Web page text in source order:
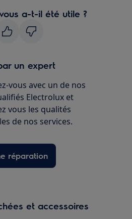
a-t-il été utile ?
un expert
vous avec un de nos
Electrolux et
vous les qualités
de nos services.
réparation
et accessoires